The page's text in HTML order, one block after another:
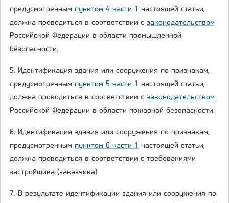
предусмотренным пунктом 4 части 1 настоящей статьи,
должна проводиться в соответствии с законодательством
Российской Федерации в области промышленной
безопасности.
5. Идентификация здания или сооружения по признакам,
предусмотренным пунктом 5 части 1 настоящей статьи,
должна проводиться в соответствии с законодательством
Российской Федерации в области пожарной безопасности.
6. Идентификация здания или сооружения по признакам,
предусмотренным пунктом 6 части 1 настоящей статьи,
должна проводиться в соответствии с требованиями
застройщика (заказчика).
7. В результате идентификации здания или сооружения по